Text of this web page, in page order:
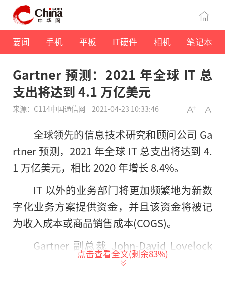
要闻 手机 平板 IT硬件 相机 笔记本
Gartner 预测：2021 年全球 IT 总
支出将达到 4.1 万亿美元
来源：C114中国通信网 2021-04-23 10:33:46
全球领先的信息技术研究和顾问公司 Ga
rtner 预测，2021 年全球 IT 总支出将达到 4.
1 万亿美元，相比 2020 年增长 8.4%。
IT 以外的业务部门将更加频繁地为新数
字化业务方案提供资金，并且该资金将被记
为收入成本或商品销售成本(COGS)。
Gartner 副总裁 John-David Lovelock
表示：“IT 部门不再像以前那样只支持企业
点击查看全文(剩余83%)